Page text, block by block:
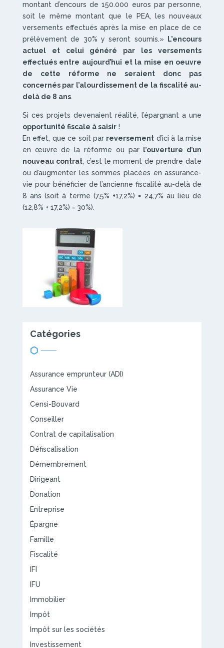
montant d’encours de 150.000 euros par personne,
soit le même montant que le PEA, les nouveaux
versements effectués après la mise en place de ce
prélèvement de 30% y seront soumis.»
L’encours
actuel et celui généré par les versements
effectués entre aujourd’hui et la mise en oeuvre
de cette réforme ne seraient donc pas
concernés par l’alourdissement de la fiscalité au-
delà de 8 ans.
Si ces projets devenaient réalité, l’épargnant a une
opportunité fiscale à saisir!
En effet, que ce soit par reversement d’ici à la mise
en œuvre de la réforme ou par
l’ouverture d’un
nouveau contrat, c’est le moment de prendre date
ou d’augmenter les sommes placées en assurance-
vie pour bénéficier de l’ancienne fiscalité au-delà de
8 ans (soit à terme (7,5% +17,2%) = 24,7% au lieu de
(12,8% + 17,2%) = 30%).
Catégories
Assurance emprunteur (ADI)
Assurance Vie
Censi-Bouvard
Conseiller
Contrat de capitalisation
Défiscalisation
Démembrement
Dirigeant
Donation
Entreprise
Épargne
Famille
Fiscalité
IFI
IFU
Immobilier
Impôt
Impôt sur les sociétés
Investissement